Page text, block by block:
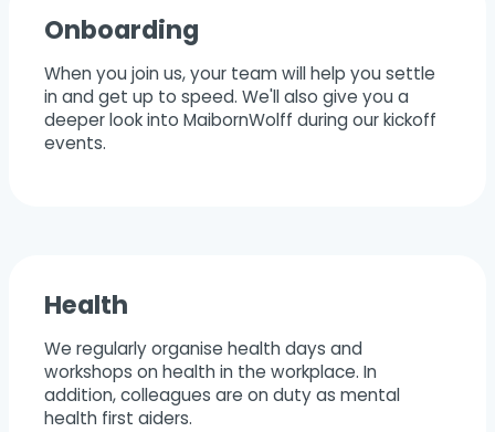
Onboarding
When you join us, your team will help you settle
in and get up to speed. We'll also give you a
deeper look into MaibornWolff during our kickoff
events.
Health
We regularly organise health days and
workshops on health in the workplace. In
addition, colleagues are on duty as mental
health first aiders.